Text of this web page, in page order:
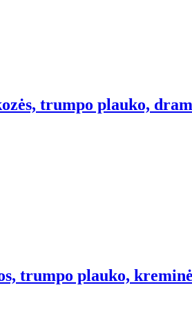
trumpo plauko,
trumpo plauko,